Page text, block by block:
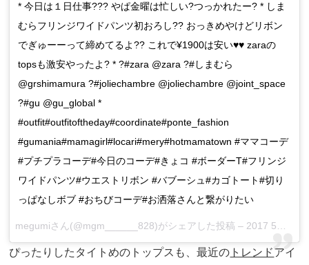
* 今日は１日仕事??? やぱ金曜は忙しい?つっかれたー? * しま
むらフリンジワイドパンツ初おろし?? おっきめやけどリボン
でぎゅーーって締めてるよ?? これで¥1900は安い♥️♥️ zaraの
topsも激安やったよ? * ?#zara @zara ?#しまむら
@grshimamura ?#joliechambre @joliechambre @joint_space
?#gu @gu_global *
#outfit#outfitoftheday#coordinate#ponte_fashion
#gumania#mamagirl#locari#mery#hotmamatown #ママコーデ
#プチプラコーデ#今日のコーデ#きょコ #ボーダーT#フリンジ
ワイドパンツ#ウエストリボン #バブーシュ#カゴトート#切り
っぱなしボブ #おちびコーデ#お洒落さんと繋がりたい
megumiさん(@mgm______828)がシェアした投稿 – 2017 5月 12 5:34午前 PDT
ぴったりしたタイトめのトップスも、最近の トレンドアイ